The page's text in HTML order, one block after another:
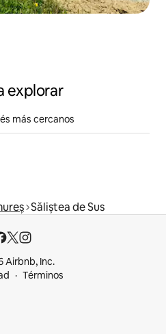
explorar
más cercanos
Săliștea de Sus
Airbnb, Inc.
Términos